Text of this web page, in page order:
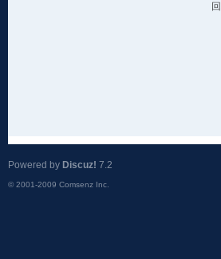
Powered by Discuz! 7.2
© 2001-2009 Comsenz Inc.